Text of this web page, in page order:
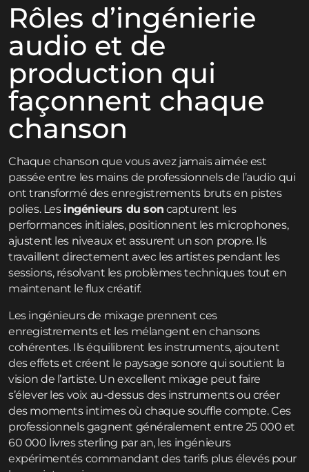
Rôles d’ingénierie
audio et de
production qui
façonnent chaque
chanson
Chaque chanson que vous avez jamais aimée est
passée entre les mains de professionnels de l’audio qui
ont transformé des enregistrements bruts en pistes
polies. Les ingénieurs du son capturent les
performances initiales, positionnent les microphones,
ajustent les niveaux et assurent un son propre. Ils
travaillent directement avec les artistes pendant les
sessions, résolvant les problèmes techniques tout en
maintenant le flux créatif.
Les ingénieurs de mixage prennent ces
enregistrements et les mélangent en chansons
cohérentes. Ils équilibrent les instruments, ajoutent
des effets et créent le paysage sonore qui soutient la
vision de l’artiste. Un excellent mixage peut faire
s’élever les voix au-dessus des instruments ou créer
des moments intimes où chaque souffle compte. Ces
professionnels gagnent généralement entre 25 000 et
60 000 livres sterling par an, les ingénieurs
expérimentés commandant des tarifs plus élevés pour